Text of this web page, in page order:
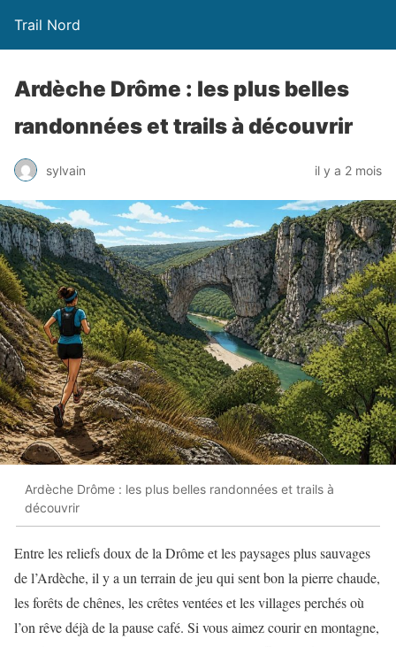
Trail Nord
Ardèche Drôme : les plus belles
randonnées et trails à découvrir
sylvain il y a 2 mois
Ardèche Drôme : les plus belles randonnées et trails à
découvrir
Entre les reliefs doux de la Drôme et les paysages plus sauvages
de l’Ardèche, il y a un terrain de jeu qui sent bon la pierre chaude,
les forêts de chênes, les crêtes ventées et les villages perchés où
l’on rêve déjà de la pause café. Si vous aimez courir en montagne,